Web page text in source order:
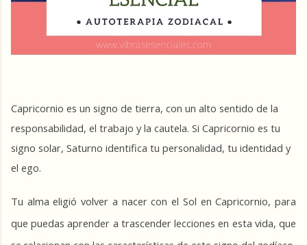
Capricornio es un signo de tierra, con un alto sentido de la
responsabilidad, el trabajo y la cautela. Si Capricornio es tu
signo solar, Saturno identifica tu personalidad, tu identidad y
el ego.
Tu alma eligió volver a nacer con el Sol en Capricornio, para
que puedas aprender a trascender lecciones en esta vida, que